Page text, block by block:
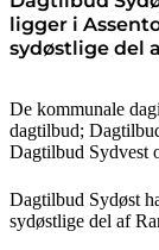
ligger i
sydøstlige del
De kommunale
dagtilbud;
Dagtilbud Sydvest
Dagtilbud Sydøst
sydøstlige del af